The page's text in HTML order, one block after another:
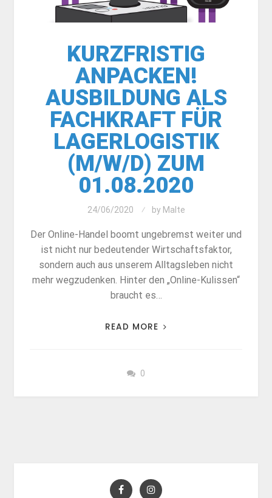
KURZFRISTIG
ANPACKEN!
AUSBILDUNG ALS
FACHKRAFT FÜR
LAGERLOGISTIK
(M/W/D) ZUM
01.08.2020
24/06/2020 by Malte
Der Online-Handel boomt ungebremst weiter und
ist nicht nur bedeutender Wirtschaftsfaktor,
sondern auch aus unserem Alltagsleben nicht
mehr wegzudenken. Hinter den „Online-Kulissen“
braucht es…
READ MORE
0